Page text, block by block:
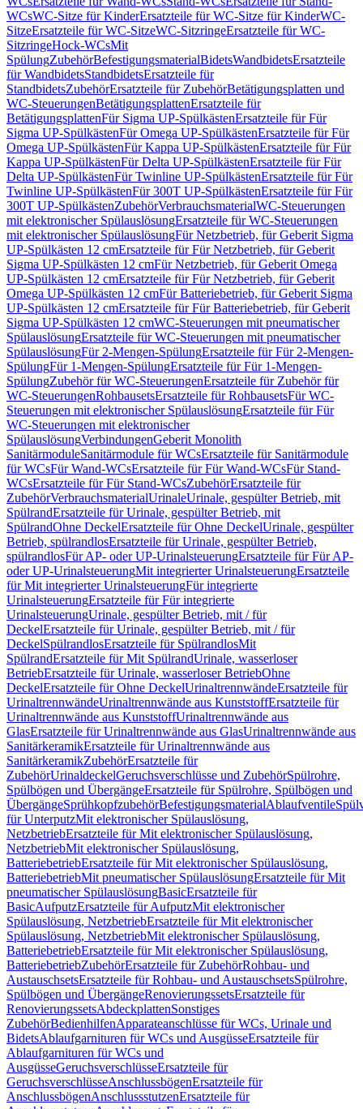
WCsWC-Sitze für KinderErsatzteile für WC-Sitze für KinderWC-
SitzeErsatzteile für WC-SitzeWC-SitzringeErsatzteile für WC-
SitzringeHock-WCsMit
SpülungZubehörBefestigungsmaterialBidetsWandbidetsErsatzteile
für WandbidetsStandbidetsErsatzteile für
StandbidetsZubehörErsatzteile für ZubehörBetätigungsplatten und
WC-SteuerungenBetätigungsplattenErsatzteile für
BetätigungsplattenFür Sigma UP-SpülkästenErsatzteile für Für
Sigma UP-SpülkästenFür Omega UP-SpülkästenErsatzteile für Für
Omega UP-SpülkästenFür Kappa UP-SpülkästenErsatzteile für Für
Kappa UP-SpülkästenFür Delta UP-SpülkästenErsatzteile für Für
Delta UP-SpülkästenFür Twinline UP-SpülkästenErsatzteile für Für
Twinline UP-SpülkästenFür 300T UP-SpülkästenErsatzteile für Für
300T UP-SpülkästenZubehörVerbrauchsmaterialWC-Steuerungen
mit elektronischer SpülauslösungErsatzteile für WC-Steuerungen
mit elektronischer SpülauslösungFür Netzbetrieb, für Geberit Sigma
UP-Spülkästen 12 cmErsatzteile für Für Netzbetrieb, für Geberit
Sigma UP-Spülkästen 12 cmFür Netzbetrieb, für Geberit Omega
UP-Spülkästen 12 cmErsatzteile für Für Netzbetrieb, für Geberit
Omega UP-Spülkästen 12 cmFür Batteriebetrieb, für Geberit Sigma
UP-Spülkästen 12 cmErsatzteile für Für Batteriebetrieb, für Geberit
Sigma UP-Spülkästen 12 cmWC-Steuerungen mit pneumatischer
SpülauslösungErsatzteile für WC-Steuerungen mit pneumatischer
SpülauslösungFür 2-Mengen-SpülungErsatzteile für Für 2-Mengen-
SpülungFür 1-Mengen-SpülungErsatzteile für Für 1-Mengen-
SpülungZubehör für WC-SteuerungenErsatzteile für Zubehör für
WC-SteuerungenRohbausetsErsatzteile für RohbausetsFür WC-
Steuerungen mit elektronischer SpülauslösungErsatzteile für Für
WC-Steuerungen mit elektronischer
SpülauslösungVerbindungenGeberit Monolith
SanitärmoduleSanitärmodule für WCsErsatzteile für Sanitärmodule
für WCsFür Wand-WCsErsatzteile für Für Wand-WCsFür Stand-
WCsErsatzteile für Für Stand-WCsZubehörErsatzteile für
ZubehörVerbrauchsmaterialUrinaleUrinale, gespülter Betrieb, mit
SpülrandErsatzteile für Urinale, gespülter Betrieb, mit
SpülrandOhne DeckelErsatzteile für Ohne DeckelUrinale, gespülter
Betrieb, spülrandlosErsatzteile für Urinale, gespülter Betrieb,
spülrandlosFür AP- oder UP-UrinalsteuerungErsatzteile für Für AP-
oder UP-UrinalsteuerungMit integrierter UrinalsteuerungErsatzteile
für Mit integrierter UrinalsteuerungFür integrierte
UrinalsteuerungErsatzteile für Für integrierte
UrinalsteuerungUrinale, gespülter Betrieb, mit / für
DeckelErsatzteile für Urinale, gespülter Betrieb, mit / für
DeckelSpülrandlosErsatzteile für SpülrandlosMit
SpülrandErsatzteile für Mit SpülrandUrinale, wasserloser
BetriebErsatzteile für Urinale, wasserloser BetriebOhne
DeckelErsatzteile für Ohne DeckelUrinaltrennwändeErsatzteile für
UrinaltrennwändeUrinaltrennwände aus KunststoffErsatzteile für
Urinaltrennwände aus KunststoffUrinaltrennwände aus
GlasErsatzteile für Urinaltrennwände aus GlasUrinaltrennwände aus
SanitärkeramikErsatzteile für Urinaltrennwände aus
SanitärkeramikZubehörErsatzteile für
ZubehörUrinaldeckelGeruchsverschlüsse und ZubehörSpülrohre,
Spülbögen und ÜbergängeErsatzteile für Spülrohre, Spülbögen und
ÜbergängeSprühkopfzubehörBefestigungsmaterialAblaufventile
für UnterputzMit elektronischer Spülauslösung,
NetzbetriebErsatzteile für Mit elektronischer Spülauslösung,
NetzbetriebMit elektronischer Spülauslösung,
BatteriebetriebErsatzteile für Mit elektronischer Spülauslösung,
BatteriebetriebMit pneumatischer SpülauslösungErsatzteile für Mit
pneumatischer SpülauslösungBasicErsatzteile für
BasicAufputzErsatzteile für AufputzMit elektronischer
Spülauslösung, NetzbetriebErsatzteile für Mit elektronischer
Spülauslösung, NetzbetriebMit elektronischer Spülauslösung,
BatteriebetriebErsatzteile für Mit elektronischer Spülauslösung,
BatteriebetriebZubehörErsatzteile für ZubehörRohbau- und
AustauschsetsErsatzteile für Rohbau- und AustauschsetsSpülrohre,
Spülbögen und ÜbergängeRenovierungssetsErsatzteile für
RenovierungssetsAbdeckplattenSonstiges
ZubehörBedienhilfenApparateanschlüsse für WCs, Urinale und
BidetsAblaufgarnituren für WCs und AusgüsseErsatzteile für
Ablaufgarnituren für WCs und
AusgüsseGeruchsverschlüsseErsatzteile für
GeruchsverschlüsseAnschlussbögenErsatzteile für
AnschlussbögenAnschlussstutzenErsatzteile für